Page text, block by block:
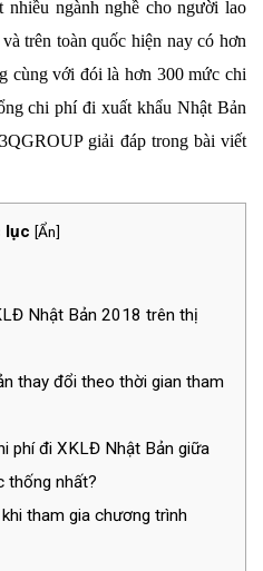
ngành nghề cho người lao
trên toàn quốc hiện nay có hơn
cùng với đói là hơn 300 mức chi
chi phí đi xuất khẩu Nhật Bản
giải đáp trong bài viết
lục [Ẩn]
Nhật Bản 2018 trên thị
thay đổi theo thời gian tham
phí đi XKLĐ Nhật Bản giữa
thống nhất?
tham gia chương trình